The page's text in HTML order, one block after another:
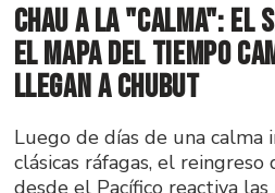
Chau a la "calma": El
el mapa del tiempo
llegan a Chubut
Luego de días de una calma
clásicas ráfagas, el
desde el Pacífico reactiva